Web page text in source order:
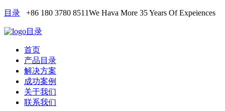
目录 +86 180 3780 8511We Hava More 35 Years Of Expeiences
目录
首页
产品目录
解决方案
成功案例
关于我们
联系我们